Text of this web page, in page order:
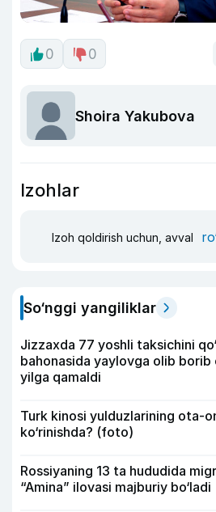
0 0
Shoira Yakubova
Izohlar
Izoh qoldirish uchun, avval
So‘nggi yangiliklar
Jizzaxda 77 yoshli taksichini
bahonasida yaylovga olib borib
yilga qamaldi
Turk kinosi yulduzlarining ota-
ko‘rinishda? (foto)
Rossiyaning 13 ta hududida
“Amina” ilovasi majburiy bo‘ladi